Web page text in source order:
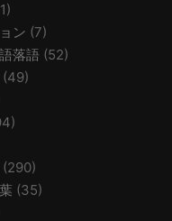
ン (7)
落語 (52)
(49)
(290)
(35)